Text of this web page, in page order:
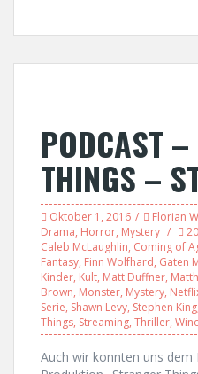
PODCAST
THINGS –
Oktober 1, 2016 Florian
Drama, Horror, Mystery
Caleb McLaughlin, Coming of
Fantasy, Finn Wolfhard, Gaten
Kinder, Kult, Matt Duffner,
Brown, Monster, Mystery,
Serie, Shawn Levy, Stephen King
Things, Streaming, Thriller,
Auch wir konnten uns dem